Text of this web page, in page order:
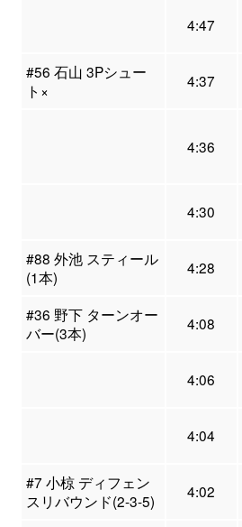
4:47
#56 石山 3Pシュー
ト×
4:37
4:36
4:30
#88 外池 スティール
(1本)
4:28
#36 野下 ターンオー
バー(3本)
4:08
4:06
4:04
#7 小椋 ディフェン
スリバウンド(2-3-5)
4:02